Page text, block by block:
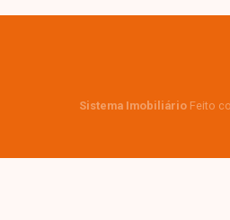
Sistema Imobiliário Feito